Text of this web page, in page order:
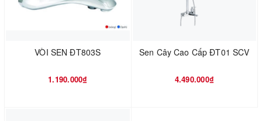
VÒI SEN ĐT803S
1.190.000₫
Sen Cây Cao Cấp ĐT01 SCV
4.490.000₫